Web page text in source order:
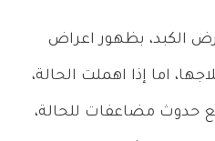
الكبد، بظهور اعراض
اما إذا اهملت الحالة،
حدوث مضاعفات للحالة،